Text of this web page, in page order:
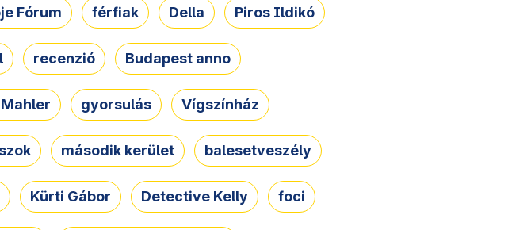
Fórum férfiak Della Piros Ildikó
recenzió Budapest anno
gyorsulás Vígszínház
második kerület balesetveszély
Kürti Gábor Detective Kelly foci